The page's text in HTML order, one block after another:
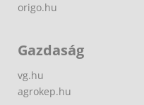
origo.hu
Gazdaság
vg.hu
agrokep.hu